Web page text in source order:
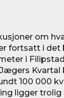
om
fortsatt i det
i
Kvartal
100 000
ligger